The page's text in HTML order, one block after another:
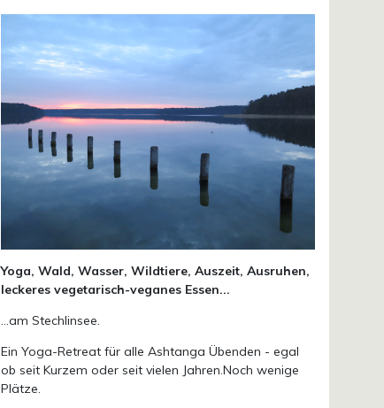
Yoga, Wald, Wasser, Wildtiere, Auszeit, Ausruhen,
leckeres vegetarisch-veganes Essen...
...am Stechlinsee.
Ein Yoga-Retreat für alle Ashtanga Übenden - egal
ob seit Kurzem oder seit vielen Jahren.Noch wenige
Plätze.